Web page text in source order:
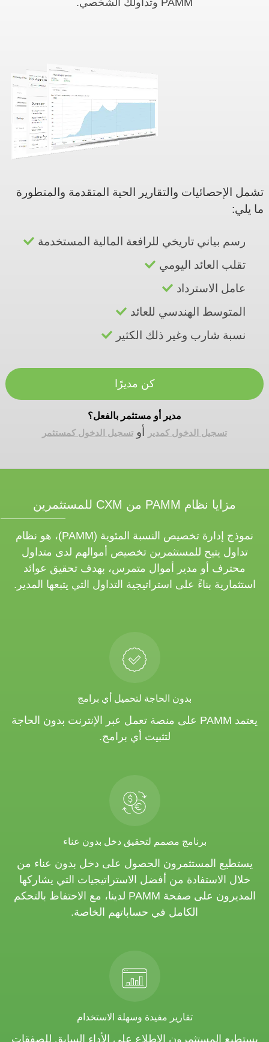
PAMM وتداولك الشخصي.
تشمل الإحصائيات والتقارير الحية المتقدمة والمتطورة
ما يلي:
رسم بياني تاريخي للرافعة المالية المستخدمة
تقلب العائد اليومي
عامل الاسترداد
المتوسط الهندسي للعائد
نسبة شارب وغير ذلك الكثير
كن مديرًا
مدير أو مستثمر بالفعل؟
تسجيل الدخول كمدير
أو تسجيل الدخول كمستثمر
مزايا نظام PAMM من CXM للمستثمرين
نموذج إدارة تخصيص النسبة المئوية (PAMM)، هو نظام
تداول يتيح للمستثمرين تخصيص أموالهم لدى متداول
محترف أو مدير أموال متمرس، بهدف تحقيق عوائد
استثمارية بناءً على استراتيجية التداول التي يتبعها المدير.
بدون الحاجة لتحميل أي برامج
يعتمد PAMM على منصة تعمل عبر الإنترنت بدون الحاجة
لتثبيت أي برامج.
برنامج مصمم لتحقيق دخل بدون عناء
يستطيع المستثمرون الحصول على دخل بدون عناء من
خلال الاستفادة من أفضل الاستراتيجيات التي يشاركها
المديرون على صفحة PAMM لدينا، مع الاحتفاظ بالتحكم
الكامل في حساباتهم الخاصة.
تقارير مفيدة وسهلة الاستخدام
يستطيع المستثمرون الاطلاع على الأداء السابق للصفقات